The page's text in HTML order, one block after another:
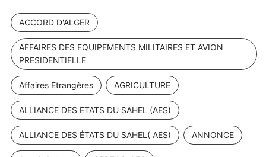
ACCORD D'ALGER
AFFAIRES DES EQUIPEMENTS MILITAIRES ET AVION
PRESIDENTIELLE
Affaires Etrangères AGRICULTURE
ALLIANCE DES ETATS DU SAHEL (AES)
ALLIANCE DES ÉTATS DU SAHEL( AES) ANNONCE